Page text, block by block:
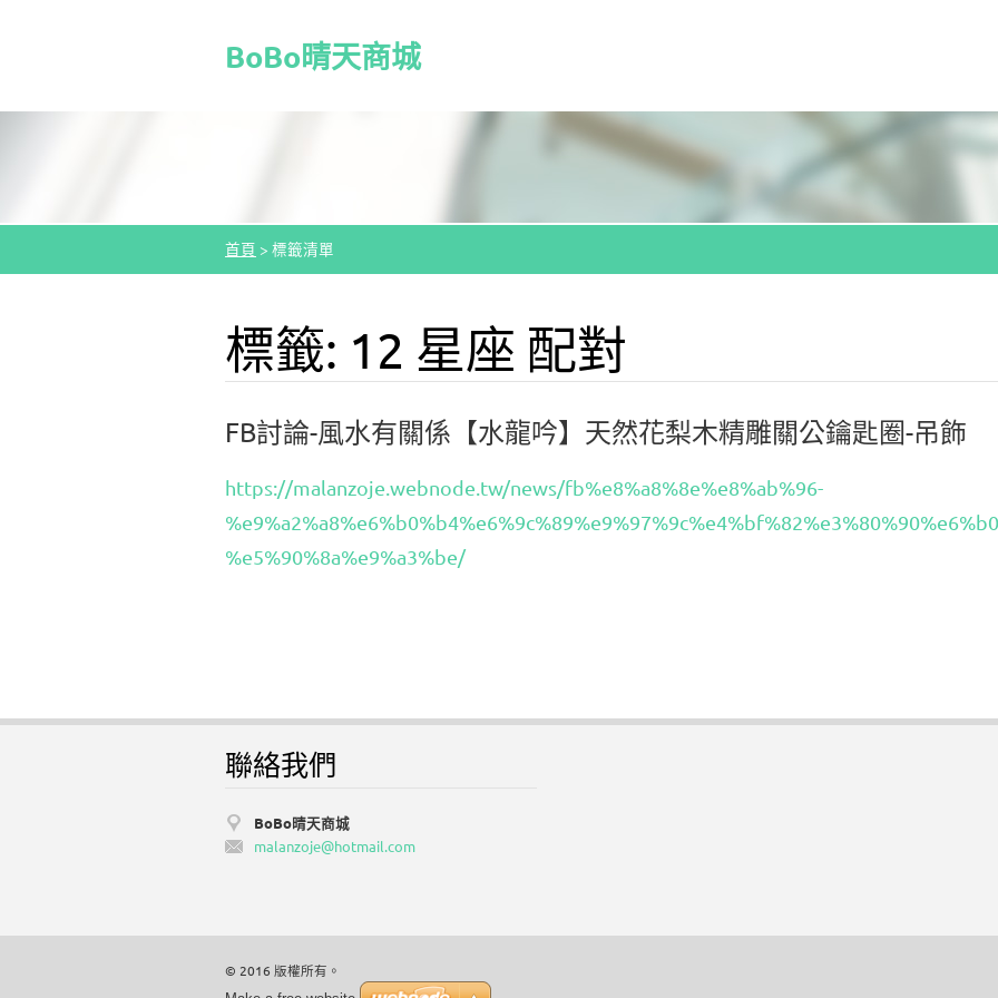
BoBo晴天商城
首頁 > 標籤清單
標籤: 12 星座 配對
FB討論-風水有關係【水龍吟】天然花梨木精雕關公鑰匙圈-吊飾
https://malanzoje.webnode.tw/news/fb%e8%a8%8e%e8%ab%96-
%e5%90%8a%e9%a3%be/
聯絡我們
BoBo晴天商城
malanzoje@hotmail.com
© 2016 版權所有。